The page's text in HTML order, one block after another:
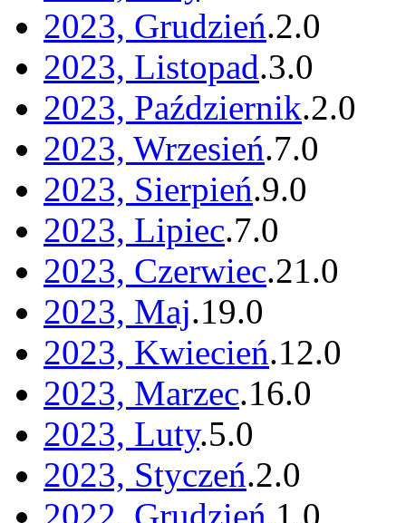
2023, Grudzień.2.0
2023, Listopad.3.0
2023, Październik.2.0
2023, Wrzesień.7.0
2023, Sierpień.9.0
2023, Lipiec.7.0
2023, Czerwiec.21.0
2023, Maj.19.0
2023, Kwiecień.12.0
2023, Marzec.16.0
2023, Luty.5.0
2023, Styczeń.2.0